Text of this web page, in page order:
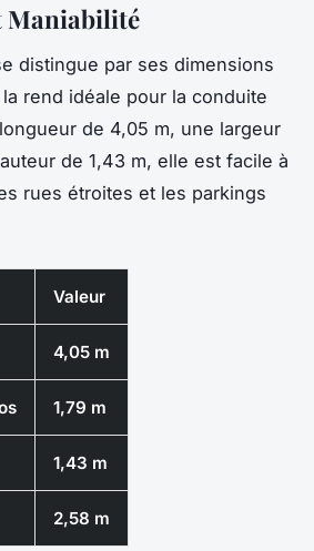
Maniabilité
distingue par ses dimensions
rend idéale pour la conduite
de 4,05 m, une largeur
de 1,43 m, elle est facile à
rues étroites et les parkings
Valeur
4,05 m
1,79 m
1,43 m
2,58 m